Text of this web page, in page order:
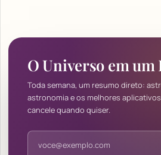
O Universo em
Toda semana, um resumo direto:
astronomia e os melhores
cancele quando quiser.
Endereço de e-mail